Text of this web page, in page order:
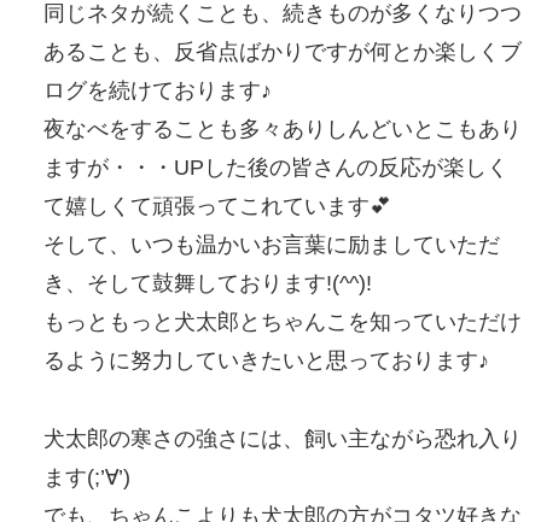
同じネタが続くことも、続きものが多くなりつつ
あることも、反省点ばかりですが何とか楽しくブ
ログを続けております♪
夜なべをすることも多々ありしんどいとこもあり
ますが・・・UPした後の皆さんの反応が楽しく
て嬉しくて頑張ってこれています💕
そして、いつも温かいお言葉に励ましていただ
き、そして鼓舞しております!(^^)!
もっともっと犬太郎とちゃんこを知っていただけ
るように努力していきたいと思っております♪
犬太郎の寒さの強さには、飼い主ながら恐れ入り
ます(;’∀’)
でも、ちゃんこよりも犬太郎の方がコタツ好きな